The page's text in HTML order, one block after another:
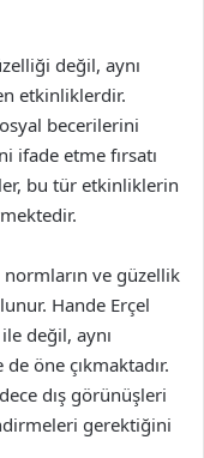
değil, aynı
etkinliklerdir.
becerilerini
ifade etme fırsatı
bu tür etkinliklerin
normların ve güzellik
Hande Erçel
değil, aynı
öne çıkmaktadır.
dış görünüşleri
gerektiğini